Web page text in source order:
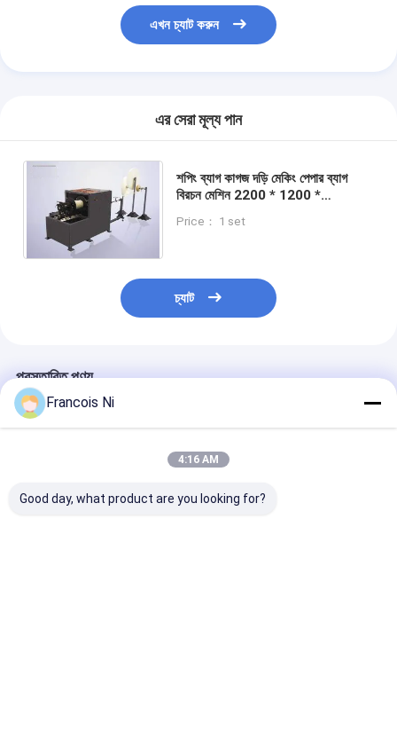
এখন চ্যাট করুন
এর সেরা মূল্য পান
শপিং ব্যাগ কাগজ দড়ি মেকিং পেপার ব্যাগ
বিরচন মেশিন 2200 * 1200 *
Price： 1 set
চ্যাট
প্রস্তাবিত পণ্য
Francois Ni
4:16 AM
Good day, what product are you looking for?